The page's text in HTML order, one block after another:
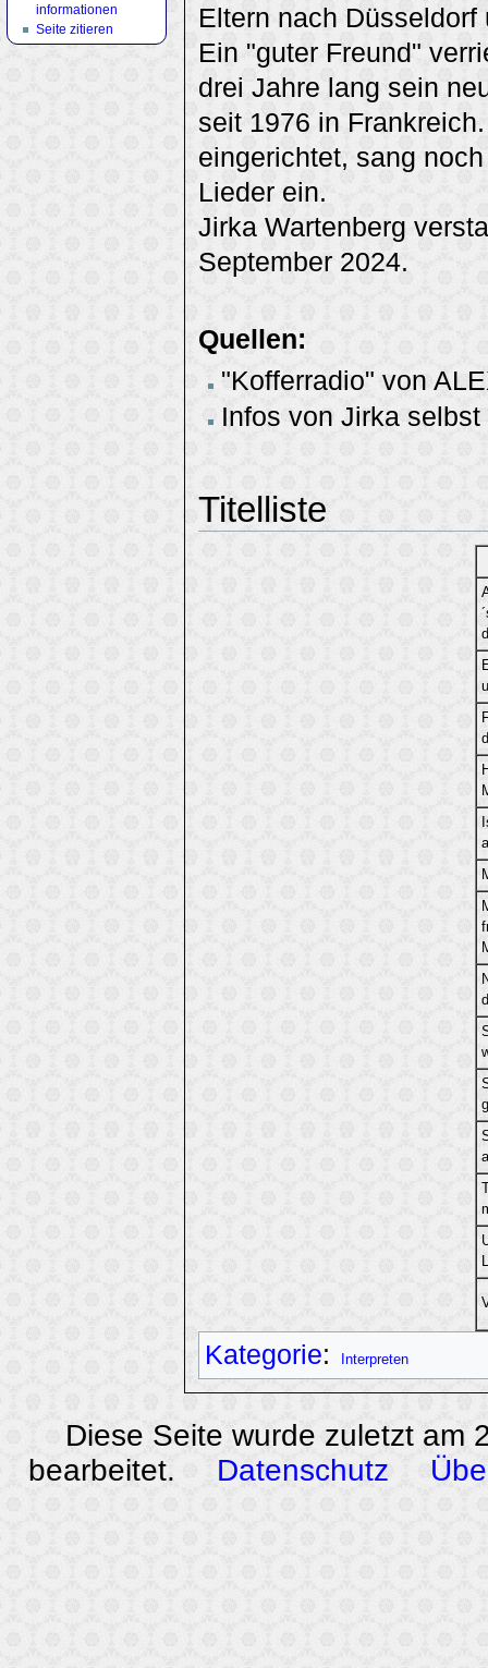
Eltern nach
Ein "guter Freund"
drei Jahre lang sein
seit 1976 in
eingerichtet, sang
Lieder ein.
Jirka Wartenberg
September 2024.
Quellen:
"Kofferradio" von
Infos von Jirka selbst
Titelliste
Kategorie: Interpreten
informationen
Seite zitieren
Diese Seite wurde zuletzt am
bearbeitet.
Datenschutz